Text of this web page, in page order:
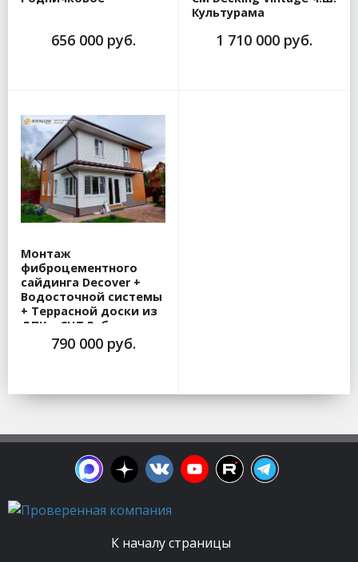
656 000 руб.
Культурама
1 710 000 руб.
Монтаж
фиброцементного
сайдинга Decover +
Водосточной системы
+ Террасной доски из
ДПК в СНТ Рубеж
790 000 руб.
К началу страницы